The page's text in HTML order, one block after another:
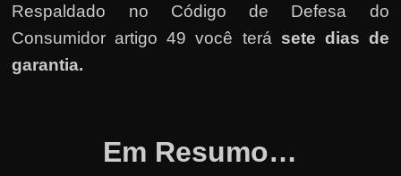
Respaldado no Código de Defesa do
Consumidor artigo 49 você terá sete dias de
garantia.
Em Resumo…